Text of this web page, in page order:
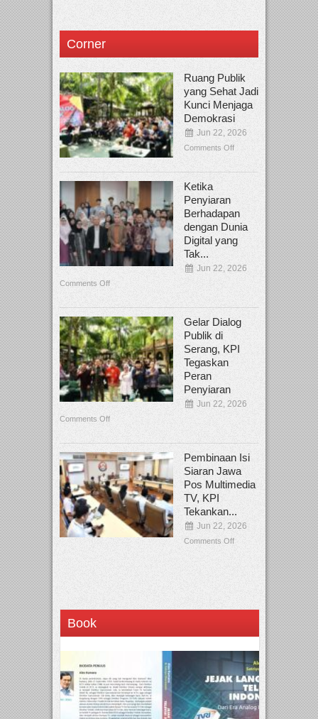
Corner
Ruang Publik
yang Sehat Jadi
Kunci Menjaga
Demokrasi
Jun 22, 2026
Comments Off
Ketika
Penyiaran
Berhadapan
dengan Dunia
Digital yang
Tak...
Jun 22, 2026
Comments Off
Gelar Dialog
Publik di
Serang, KPI
Tegaskan
Peran
Penyiaran
Jun 22, 2026
Comments Off
Pembinaan Isi
Siaran Jawa
Pos Multimedia
TV, KPI
Tekankan...
Jun 22, 2026
Comments Off
Book